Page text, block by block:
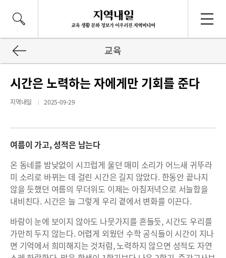
교육
시간은 노력하는 자에게만 기회를 준다
지역내일 2025-09-29
여름이 가고, 성적은 남는다
온 동네를 밤낮없이 시끄럽게 울던 매미 소리가 어느새 귀뚜라
미 소리로 바뀌는 데 걸린 시간은 길지 않았다. 한동안 끝나지
않을 듯했던 여름의 무더위도 이제는 아침저녁으로 서늘함을
내비친다. 시간은 늘 그렇게 우리 곁에서 변화를 이끈다.
바람이 눈에 보이지 않아도 나뭇가지를 흔들듯, 시간도 우리를
가만히 두지 않는다. 어렵게 외웠던 수학 공식들이 시간이 지나
면 기억에서 희미해지는 것처럼, 노력하지 않으면 성적도 자연